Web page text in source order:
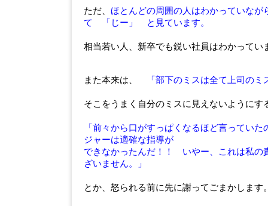
ただ、 ほとんどの周囲の人はわかっていなが
て 「じー」 と見ています。
相当若い人、新卒でも鋭い社員はわかってい
また本来は、 「部下のミスは全て上司のミ
そこをうまく自分のミスに見えないようにす
「前々から口がすっぱくなるほど言ってい
ジャーは適確な指導が
できなかったんだ！！ いやー、これは私の
ざいません。」
とか、怒られる前に先に謝ってごまかします